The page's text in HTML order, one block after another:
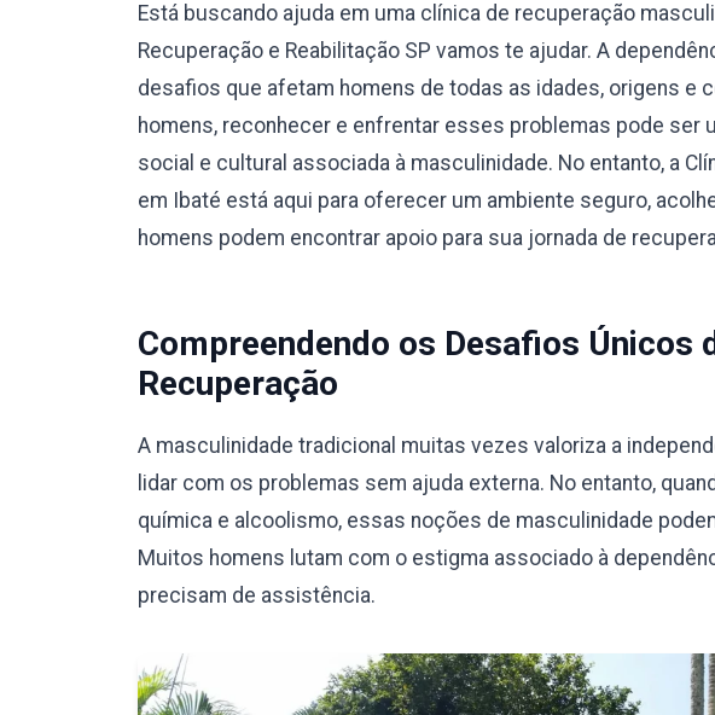
Está buscando ajuda em uma clínica de recuperação
Recuperação e Reabilitação SP vamos te ajudar. A
desafios que afetam homens de todas as idades, origens e
homens, reconhecer e enfrentar esses problemas pode ser
social e cultural associada à masculinidade. No entanto, a
em Ibaté está aqui para oferecer um ambiente seguro,
homens podem encontrar apoio para sua jornada de
Compreendendo os Desafios Únicos
Recuperação
A masculinidade tradicional muitas vezes valoriza a
lidar com os problemas sem ajuda externa. No entanto,
química e alcoolismo, essas noções de masculinidade
Muitos homens lutam com o estigma associado à
precisam de assistência.